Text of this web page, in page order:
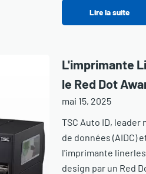
Lire la suite
L'imprimante
le Red Dot
mai 15, 2025
TSC Auto ID,
de données (AIDC)
l'imprimante
design par un Red